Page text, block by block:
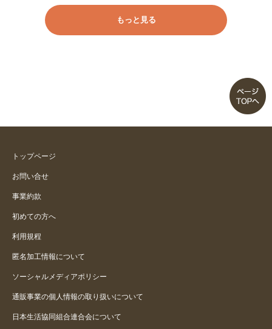
夏の一枚に
着心地も見た目も◎です
買って良かった
サイズは大きめです。
もっと見る
トップページ
お問い合せ
事業約款
初めての方へ
利用規程
匿名加工情報について
ソーシャルメディアポリシー
通販事業の個人情報の取り扱いについて
日本生活協同組合連合会について